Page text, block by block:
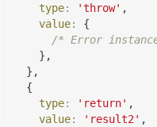
type: 'throw' ,
value:
{
/* Error
} ,
} ,
{
type: 'return' ,
value: 'result2' ,